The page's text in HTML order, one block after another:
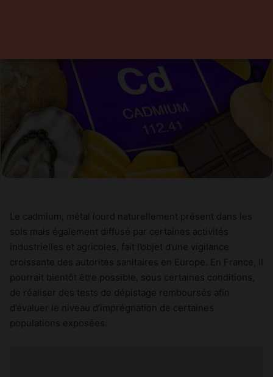
Le cadmium, métal lourd naturellement présent dans les
sols mais également diffusé par certaines activités
industrielles et agricoles, fait l’objet d’une vigilance
croissante des autorités sanitaires en Europe. En France, il
pourrait bientôt être possible, sous certaines conditions,
de réaliser des tests de dépistage remboursés afin
d’évaluer le niveau d’imprégnation de certaines
populations exposées.